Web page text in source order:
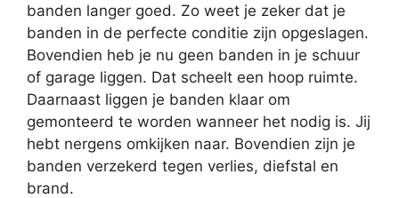
banden langer goed. Zo weet je zeker dat je
banden in de perfecte conditie zijn opgeslagen.
Bovendien heb je nu geen banden in je schuur
of garage liggen. Dat scheelt een hoop ruimte.
Daarnaast liggen je banden klaar om
gemonteerd te worden wanneer het nodig is. Jij
hebt nergens omkijken naar. Bovendien zijn je
banden verzekerd tegen verlies, diefstal en
brand.